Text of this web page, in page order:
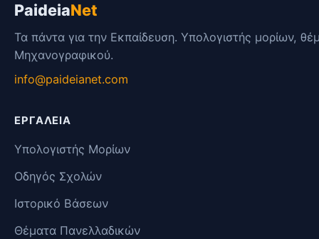
PaideiaNet
Τα πάντα για την Εκπαίδευση. Υπολογιστής μορίων,
Μηχανογραφικού.
info@paideianet.com
ΕΡΓΑΛΕΊΑ
Υπολογιστής Μορίων
Οδηγός Σχολών
Ιστορικό Βάσεων
Θέματα Πανελλαδικών